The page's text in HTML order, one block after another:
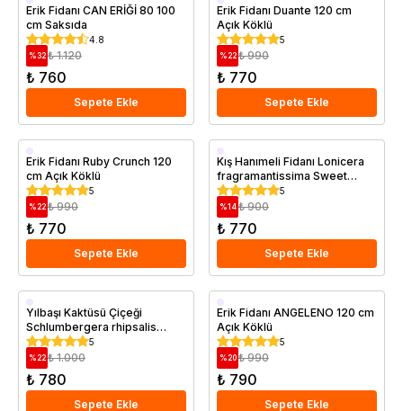
Aşılı
Saksıda
Erik Fidanı CAN ERİĞİ 80 100
cm Saksıda
4.8
%32 ₺ 1.120
₺ 760
Sepete Ekle
Aşılı
Erik Fidanı Duante 120 cm
Açık Köklü
5
%22 ₺ 990
₺ 770
Sepete Ekle
Aşılı
Geççi
Erik Fidanı Ruby Crunch 120
cm Açık Köklü
5
%22 ₺ 990
₺ 770
Sepete Ekle
Saksıda
Kış Hanımeli Fidanı Lonicera
fragramantissima Sweet
Saksıda
5
%14 ₺ 900
₺ 770
Sepete Ekle
Saksıda
Yılbaşı Kaktüsü Çiçeği
Schlumbergera rhipsalis
Saksıda
5
%22 ₺ 1.000
₺ 780
Sepete Ekle
Aşılı
Geççi
Erik Fidanı ANGELENO 120 cm
Açık Köklü
5
%20 ₺ 990
₺ 790
Sepete Ekle